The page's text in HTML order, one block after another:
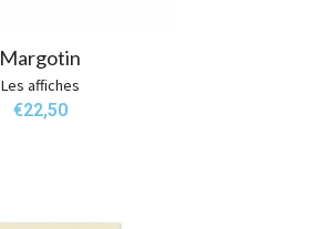
Margotin
Les affiches
€22,50